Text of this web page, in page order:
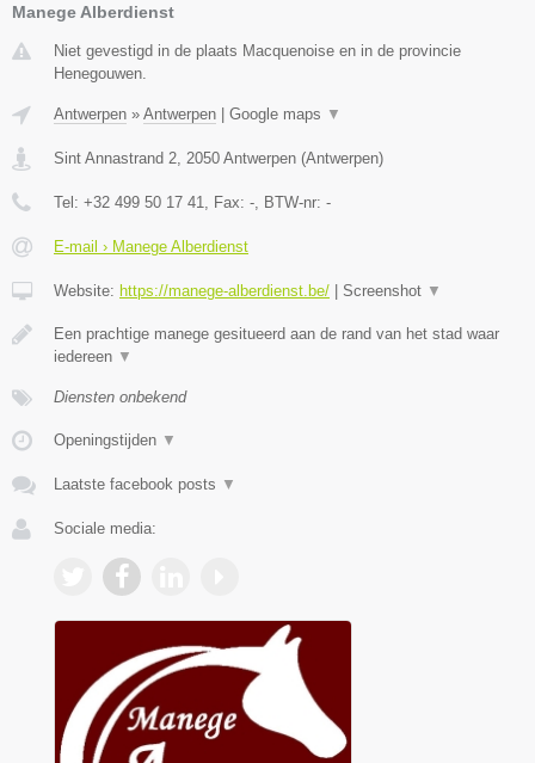
Manege Alberdienst
Niet gevestigd in de plaats Macquenoise en in de provincie
Henegouwen.
Antwerpen » Antwerpen | Google maps ▼
Sint Annastrand 2 2050 Antwerpen (Antwerpen)
Tel: +32 499 50 17 41 , Fax: - , BTW-nr: -
E-mail › Manege Alberdienst
Website: https://manege-alberdienst.be/ | Screenshot ▼
Een prachtige manege gesitueerd aan de rand van het stad waar
iedereen ▼
Diensten onbekend
Openingstijden ▼
Laatste facebook posts ▼
Sociale media: